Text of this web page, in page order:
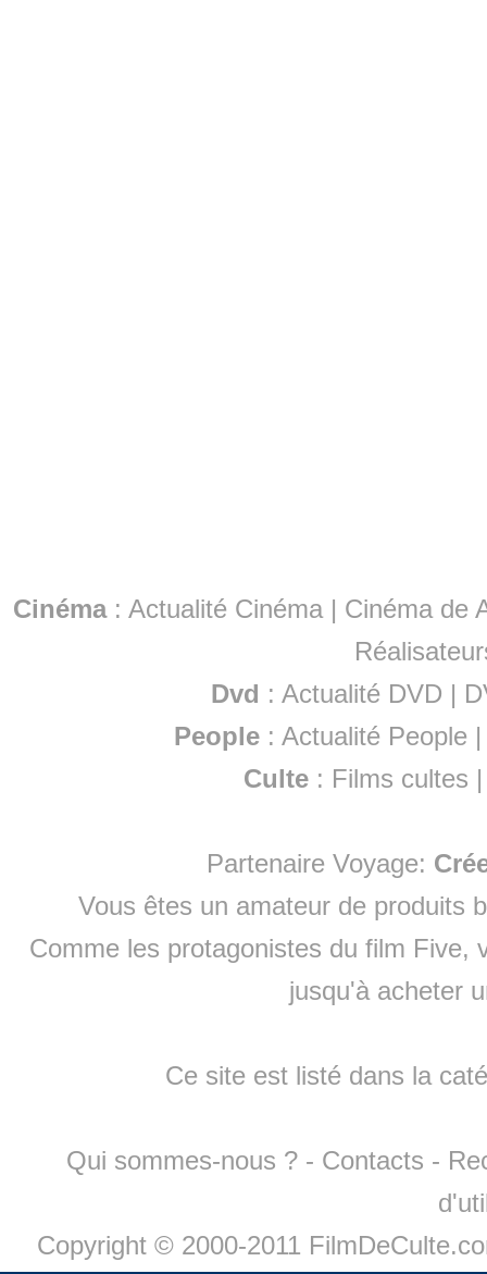
Cinéma: Actualité Cinéma | Cinéma de
Dvd : Actualité DVD |
People :Actualité People
Culte : Films cultes
Partenaire Voyage:
Vous êtes un amateur de produits
Comme les protagonistes du film Five,
jusqu'à acheter
Ce site est listé dans la
Qui sommes-nous ? - Contacts -
Copyright © 2000-2011